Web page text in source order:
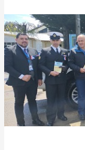
SAN
JUAN
DE
LA
COSTA
RECIBE
CAMIONETAS
DE
SEGURIDAD